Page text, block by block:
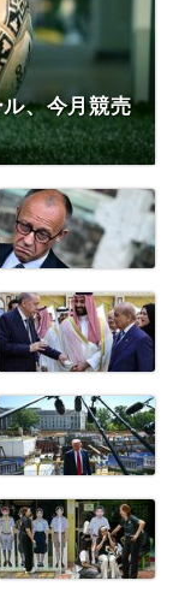
、今月競売